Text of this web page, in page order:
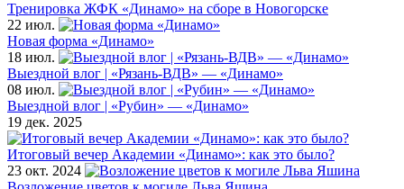
Тренировка ЖФК «Динамо» на сборе в Новогорске
22 июл.
Новая форма «Динамо»
18 июл.
Выездной влог | «Рязань-ВДВ» — «Динамо»
08 июл.
Выездной влог | «Рубин» — «Динамо»
19 дек. 2025
Итоговый вечер Академии «Динамо»: как это было?
23 окт. 2024